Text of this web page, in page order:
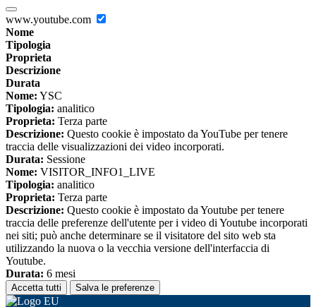
www.youtube.com
Nome
Tipologia
Proprieta
Descrizione
Durata
Nome: YSC
Tipologia: analitico
Proprieta: Terza parte
Descrizione: Questo cookie è impostato da YouTube per tenere
traccia delle visualizzazioni dei video incorporati.
Durata: Sessione
Nome: VISITOR_INFO1_LIVE
Tipologia: analitico
Proprieta: Terza parte
Descrizione: Questo cookie è impostato da Youtube per tenere
traccia delle preferenze dell'utente per i video di Youtube incorporati
nei siti; può anche determinare se il visitatore del sito web sta
utilizzando la nuova o la vecchia versione dell'interfaccia di
Youtube.
Durata: 6 mesi
Accetta tutti Salva le preferenze